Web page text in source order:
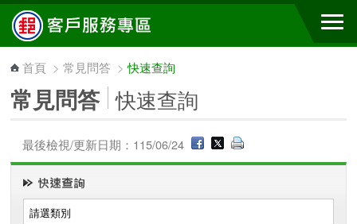
跳到主要內容區塊
首頁 >常見問答 >快速查詢
常見問答 快速查詢
最後檢視/更新日期：115/06/24